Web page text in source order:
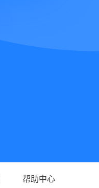
帮助中心